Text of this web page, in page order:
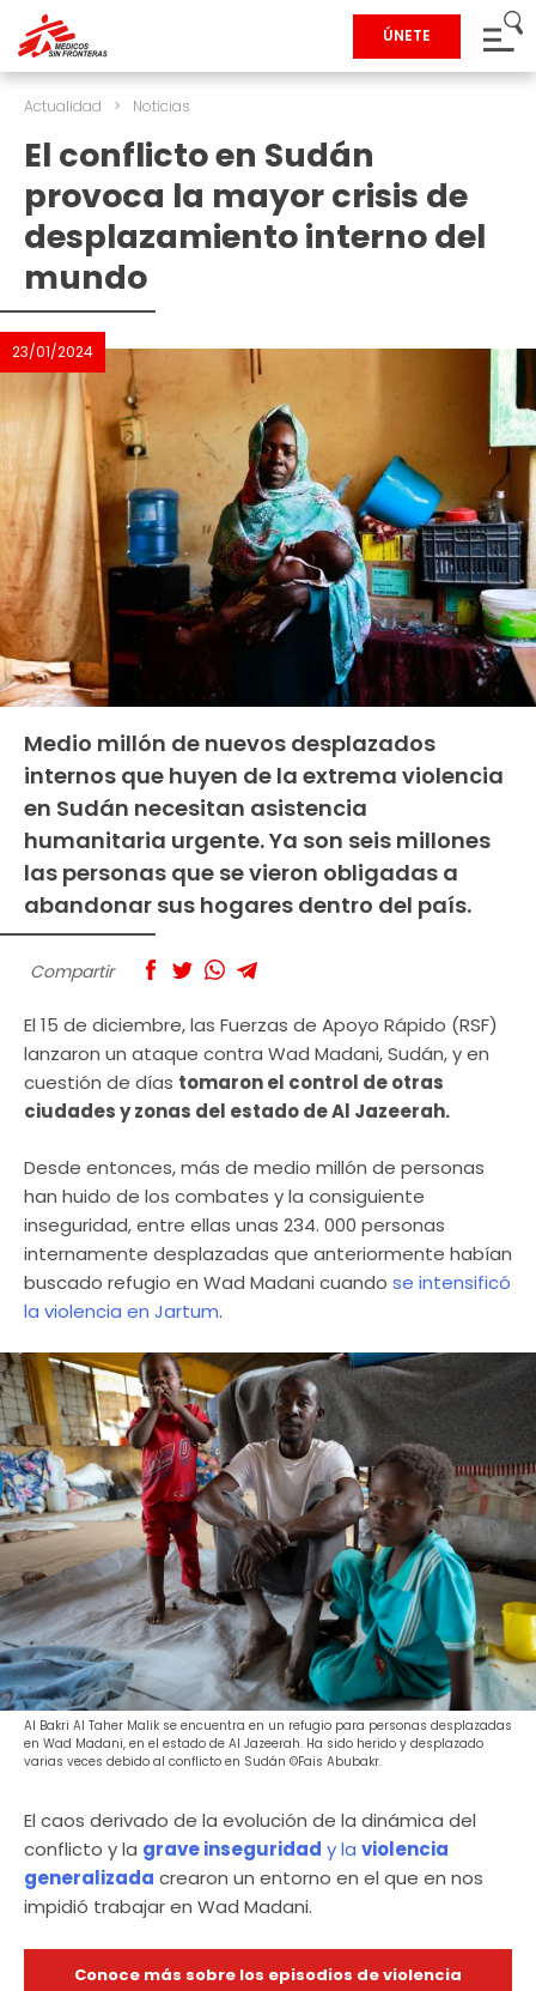
ÚNETE
Actualidad > Noticias
El conflicto en Sudán
provoca la mayor crisis de
desplazamiento interno del
mundo
23/01/2024
Medio millón de nuevos desplazados
internos que huyen de la extrema violencia
en Sudán necesitan asistencia
humanitaria urgente. Ya son seis millones
las personas que se vieron obligadas a
abandonar sus hogares dentro del país.
Compartir
El 15 de diciembre, las Fuerzas de Apoyo Rápido (RSF)
lanzaron un ataque contra Wad Madani, Sudán, y en
cuestión de días tomaron el control de otras
ciudades y zonas del estado de Al Jazeerah.
Desde entonces, más de medio millón de personas
han huido de los combates y la consiguiente
inseguridad, entre ellas unas 234. 000 personas
internamente desplazadas que anteriormente habían
buscado refugio en Wad Madani cuando se intensificó
la violencia en Jartum.
Al Bakri Al Taher Malik se encuentra en un refugio para personas desplazadas
en Wad Madani, en el estado de Al Jazeerah. Ha sido herido y desplazado
varias veces debido al conflicto en Sudán ©Fais Abubakr.
El caos derivado de la evolución de la dinámica del
conflicto y la grave inseguridad y la violencia
generalizada crearon un entorno en el que en nos
impidió trabajar en Wad Madani.
Conoce más sobre los episodios de violencia